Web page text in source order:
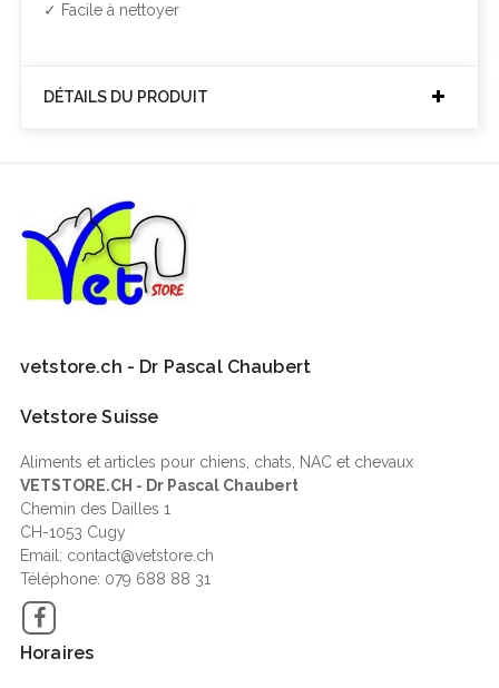
✓ Facile à nettoyer
DÉTAILS DU PRODUIT
vetstore.ch - Dr Pascal Chaubert
Vetstore Suisse
Aliments et articles pour chiens, chats, NAC et chevaux
VETSTORE.CH - Dr Pascal Chaubert
Chemin des Dailles 1
CH-1053 Cugy
Email: contact@vetstore.ch
Téléphone: 079 688 88 31
Horaires